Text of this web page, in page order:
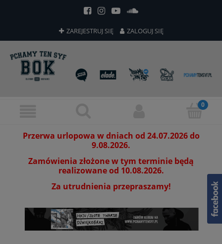
ZAREJESTRUJ SIĘ ZALOGUJ SIĘ
Przerwa urlopowa w dniach od 24.07.2026 do
9.08.2026.
Zamówienia złożone w tym terminie będą
realizowane od 10.08.2026.
Za utrudnienia przepraszamy!